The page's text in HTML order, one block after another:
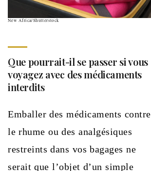
New Africa/Shutterstock
Que pourrait-il se passer si vous
voyagez avec des médicaments
interdits
Emballer des médicaments contre
le rhume ou des analgésiques
restreints dans vos bagages ne
serait que l’objet d’un simple